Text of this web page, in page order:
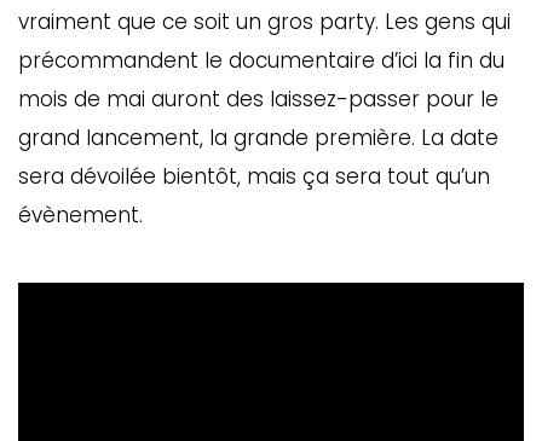
vraiment que ce soit un gros party. Les gens qui
précommandent le documentaire d’ici la fin du
mois de mai auront des laissez-passer pour le
grand lancement, la grande première. La date
sera dévoilée bientôt, mais ça sera tout qu’un
évènement.